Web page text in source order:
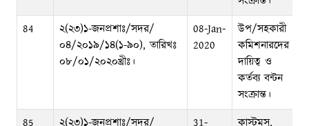
84
২(২৩)১-জনপ্রশাঃ/সদর/
০৪/২০১৯/১৪(১-৯০), তারিখঃ
০৮/০১/২০২০খ্রীঃ।
08-Jan-
2020
উপ/সহকারী
কমিশনারদের
দায়িত্ব ও
কর্তব্য বন্টন
সংক্রান্ত।